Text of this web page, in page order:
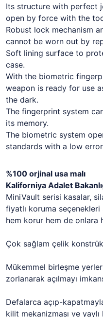
Its structure with perfect
open by force with the
Robust lock mechanism
cannot be worn out by
Soft lining surface to
case.
With the biometric
weapon is ready for use
the dark.
The fingerprint system
its memory.
The biometric system
standards with a low
%100 orjinal usa malı
Kaliforniya Adalet
MiniVault serisi kasalar,
fiyatlı koruma seçenekleri
hem korur hem de onlara
Çok sağlam çelik
Mükemmel birleşme
zorlanarak açılmayı
Defalarca açıp-
kilit mekanizması ve yaylı